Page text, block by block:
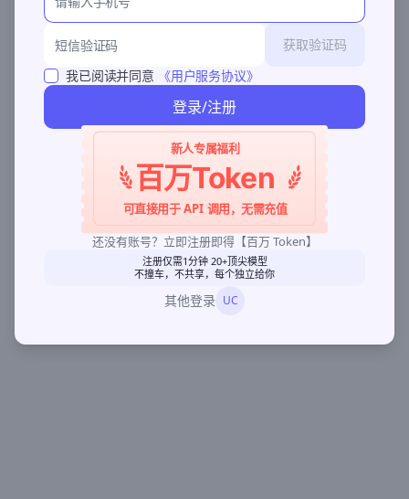
获取验证码
我已阅读并同意
《用户服务协议》
登录/注册
新人专属福利
百万Token
可直接用于 API 调用，无需充值
还没有账号？立即注册即得【百万 Token】
注册仅需1分钟 20+顶尖模型
不撞车，不共享，每个独立给你
其他登录 UC